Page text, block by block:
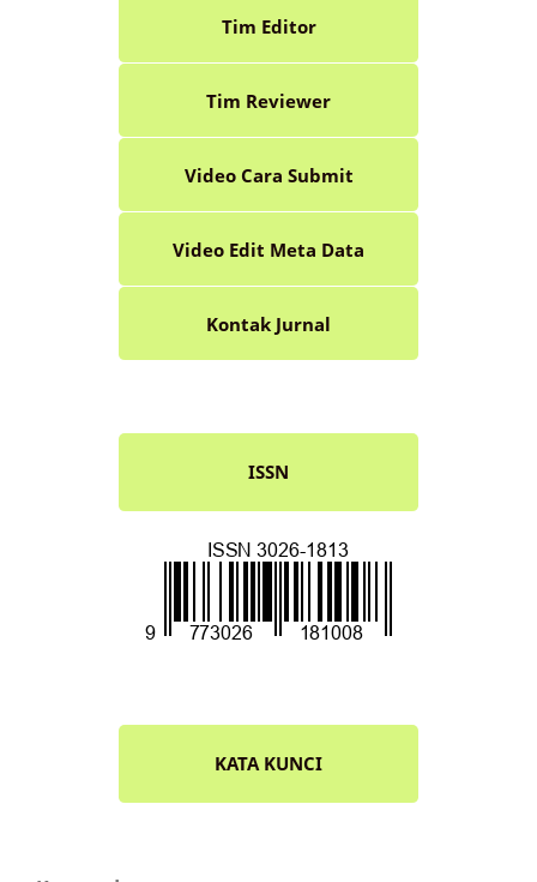
Tim Editor
Tim Reviewer
Video Cara Submit
Video Edit Meta Data
Kontak Jurnal
ISSN
KATA KUNCI